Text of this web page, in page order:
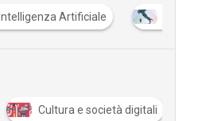
Intelligenza Artificiale
Cultura e società digitali